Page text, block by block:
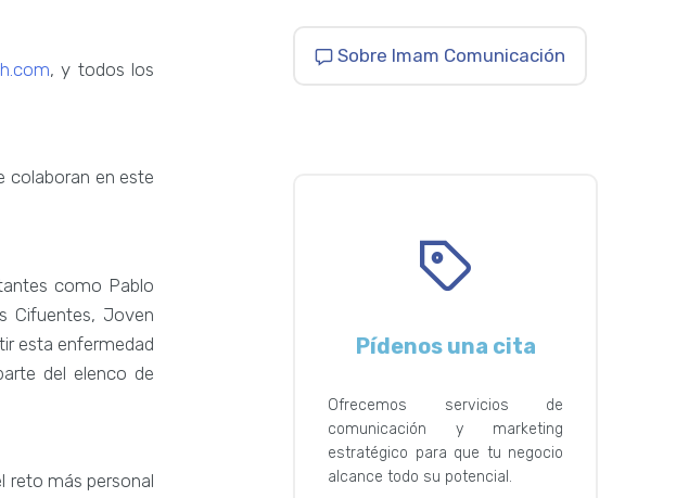
, y todos los
colaboran en este
como Pablo
Cifuentes, Joven
esta enfermedad
del elenco de
reto más personal
Sobre Imam Comunicación
Pídenos una cita
Ofrecemos servicios de
comunicación y marketing
estratégico para que tu negocio
alcance todo su potencial.